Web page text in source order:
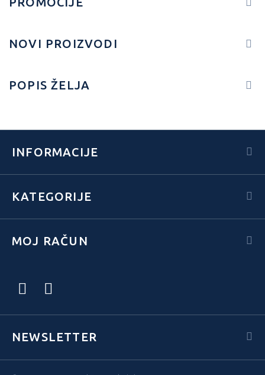
NOVI PROIZVODI
POPIS ŽELJA
INFORMACIJE
KATEGORIJE
MOJ RAČUN
NEWSLETTER